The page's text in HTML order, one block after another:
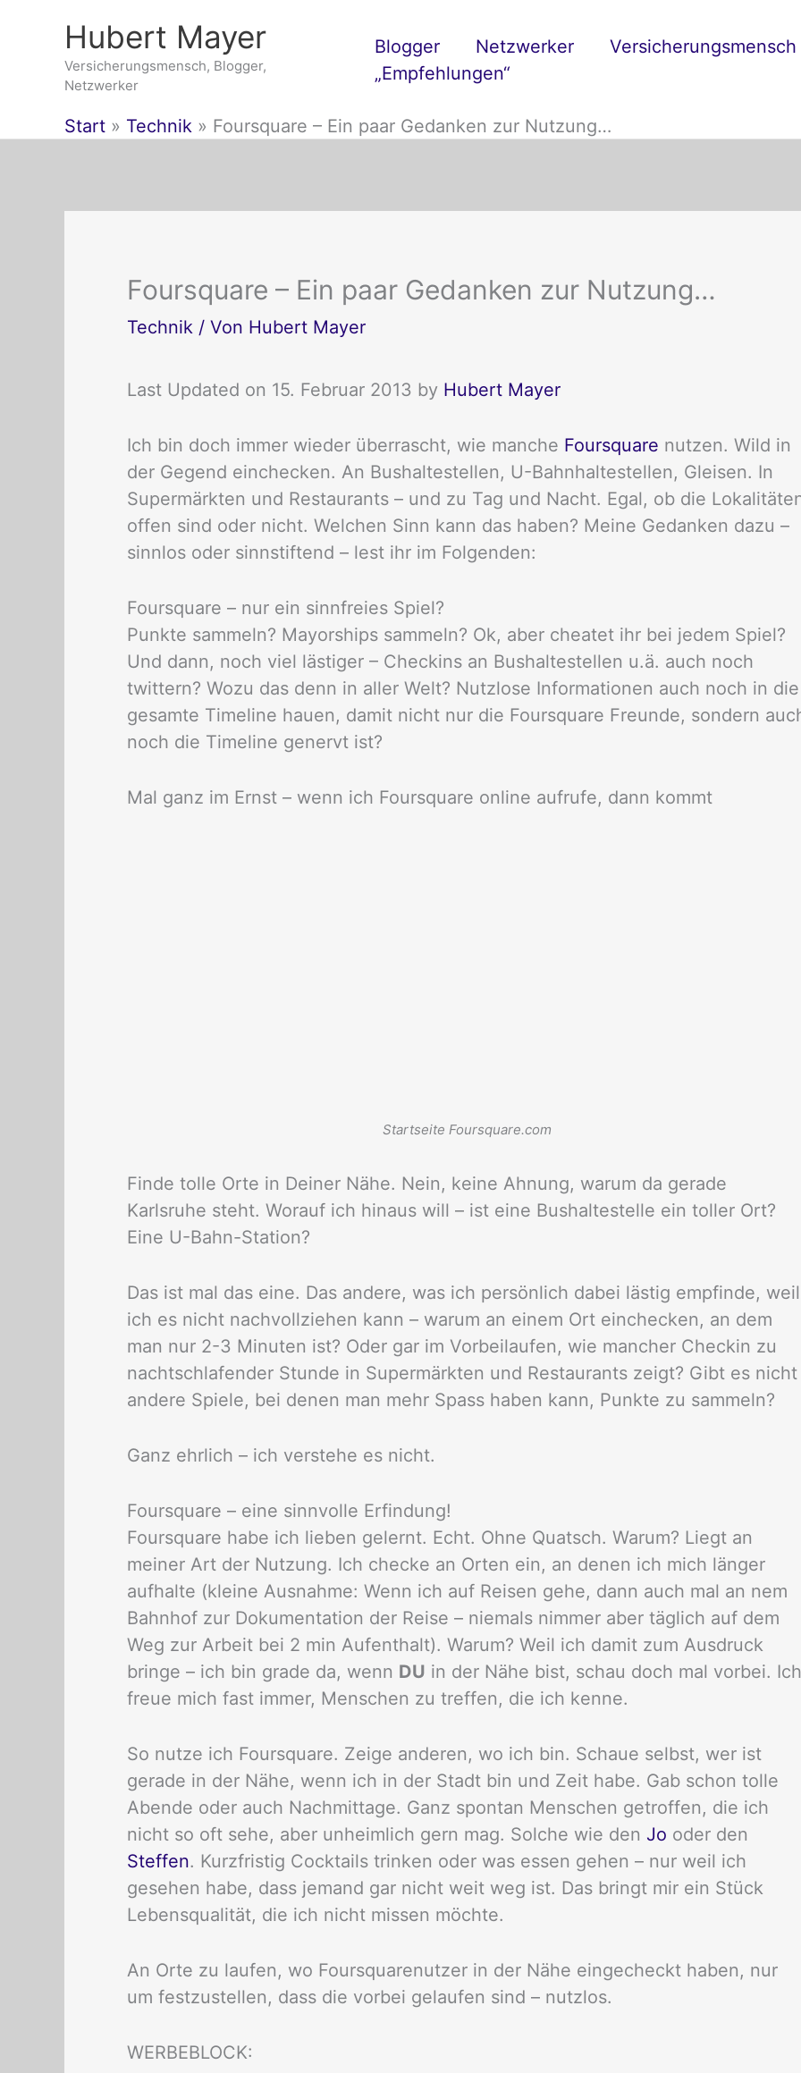
springen
Hubert Mayer
Versicherungsmensch, Blogger,
Netzwerker
Blogger Netzwerker
Versicherungsmensch
„Empfehlungen“
Start Technik Foursquare – Ein paar Gedanken zur Nutzung…
Foursquare – Ein paar Gedanken zur Nutzung…
Technik / Von Hubert Mayer
Last Updated on 15. Februar 2013 by Hubert Mayer
Ich bin doch immer wieder überrascht, wie manche Foursquare nutzen. Wild in
der Gegend einchecken. An Bushaltestellen, U-Bahnhaltestellen, Gleisen. In
Supermärkten und Restaurants – und zu Tag und Nacht. Egal, ob die
offen sind oder nicht. Welchen Sinn kann das haben? Meine Gedanken dazu –
sinnlos oder sinnstiftend – lest ihr im Folgenden:
Foursquare – nur ein sinnfreies Spiel?
Punkte sammeln? Mayorships sammeln? Ok, aber cheatet ihr bei jedem Spiel?
Und dann, noch viel lästiger – Checkins an Bushaltestellen u.ä. auch noch
twittern? Wozu das denn in aller Welt? Nutzlose Informationen auch noch in die
gesamte Timeline hauen, damit nicht nur die Foursquare Freunde, sondern
noch die Timeline genervt ist?
Mal ganz im Ernst – wenn ich Foursquare online aufrufe, dann kommt
Startseite Foursquare.com
Finde tolle Orte in Deiner Nähe. Nein, keine Ahnung, warum da gerade
Karlsruhe steht. Worauf ich hinaus will – ist eine Bushaltestelle ein toller Ort?
Eine U-Bahn-Station?
Das ist mal das eine. Das andere, was ich persönlich dabei lästig empfinde, weil
ich es nicht nachvollziehen kann – warum an einem Ort einchecken, an dem
man nur 2-3 Minuten ist? Oder gar im Vorbeilaufen, wie mancher Checkin zu
nachtschlafender Stunde in Supermärkten und Restaurants zeigt? Gibt es nicht
andere Spiele, bei denen man mehr Spass haben kann, Punkte zu sammeln?
Ganz ehrlich – ich verstehe es nicht.
Foursquare – eine sinnvolle Erfindung!
Foursquare habe ich lieben gelernt. Echt. Ohne Quatsch. Warum? Liegt an
meiner Art der Nutzung. Ich checke an Orten ein, an denen ich mich länger
aufhalte (kleine Ausnahme: Wenn ich auf Reisen gehe, dann auch mal an nem
Bahnhof zur Dokumentation der Reise – niemals nimmer aber täglich auf dem
Weg zur Arbeit bei 2 min Aufenthalt). Warum? Weil ich damit zum Ausdruck
bringe – ich bin grade da, wenn DU in der Nähe bist, schau doch mal vorbei. Ich
freue mich fast immer, Menschen zu treffen, die ich kenne.
So nutze ich Foursquare. Zeige anderen, wo ich bin. Schaue selbst, wer ist
gerade in der Nähe, wenn ich in der Stadt bin und Zeit habe. Gab schon tolle
Abende oder auch Nachmittage. Ganz spontan Menschen getroffen, die ich
nicht so oft sehe, aber unheimlich gern mag. Solche wie den Jo oder den
Steffen. Kurzfristig Cocktails trinken oder was essen gehen – nur weil ich
gesehen habe, dass jemand gar nicht weit weg ist. Das bringt mir ein Stück
Lebensqualität, die ich nicht missen möchte.
An Orte zu laufen, wo Foursquarenutzer in der Nähe eingecheckt haben, nur
um festzustellen, dass die vorbei gelaufen sind – nutzlos.
WERBEBLOCK: